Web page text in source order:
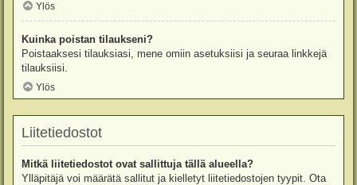
Ylös
Kuinka poistan tilaukseni?
Poistaaksesi tilauksiasi, mene omiin asetuksiisi ja seuraa linkkejä
tilauksiisi.
Ylös
Liitetiedostot
Mitkä liitetiedostot ovat sallittuja tällä alueella?
Ylläpitäjä voi määrätä sallitut ja kielletyt liitetiedostojen tyypit. Ota